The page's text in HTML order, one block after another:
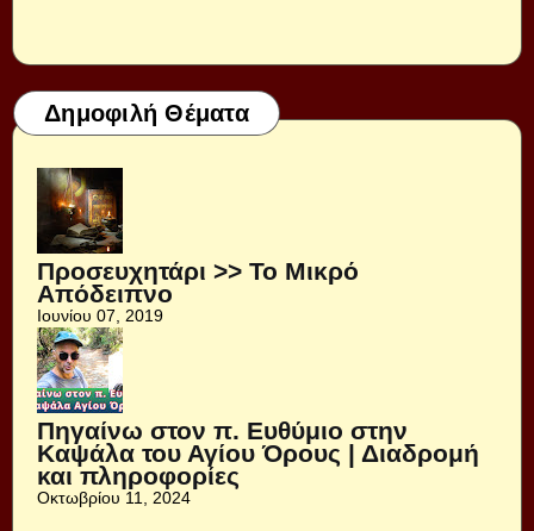
Δημοφιλή Θέματα
Προσευχητάρι >> Το Μικρό
Απόδειπνο
Ιουνίου 07, 2019
Πηγαίνω στον π. Ευθύμιο στην
Καψάλα του Αγίου Όρους | Διαδρομή
και πληροφορίες
Οκτωβρίου 11, 2024